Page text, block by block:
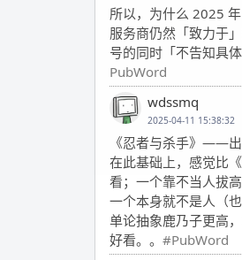
所以，为什么 2025
服务商仍然「致力于
号的同时「不告知具体
PubWord
wdssmq
2025-04-11 15:38:32
《忍者与杀手》——出
在此基础上，感觉比
看；一个靠不当人拔
一个本身就不是人（也
单论抽象鹿乃子更高
好看。。 #PubWord